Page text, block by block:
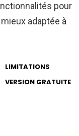
pour
adaptée à
LIMITATIONS
VERSION GRATUITE